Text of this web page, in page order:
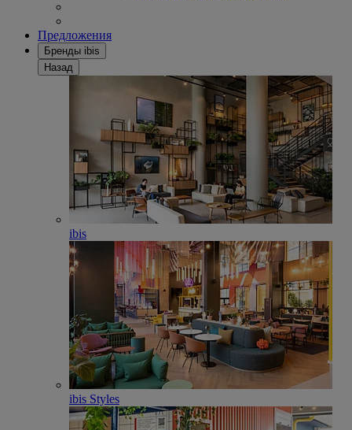
Предложения
Бренды ibis
Назад
ibis
ibis Styles